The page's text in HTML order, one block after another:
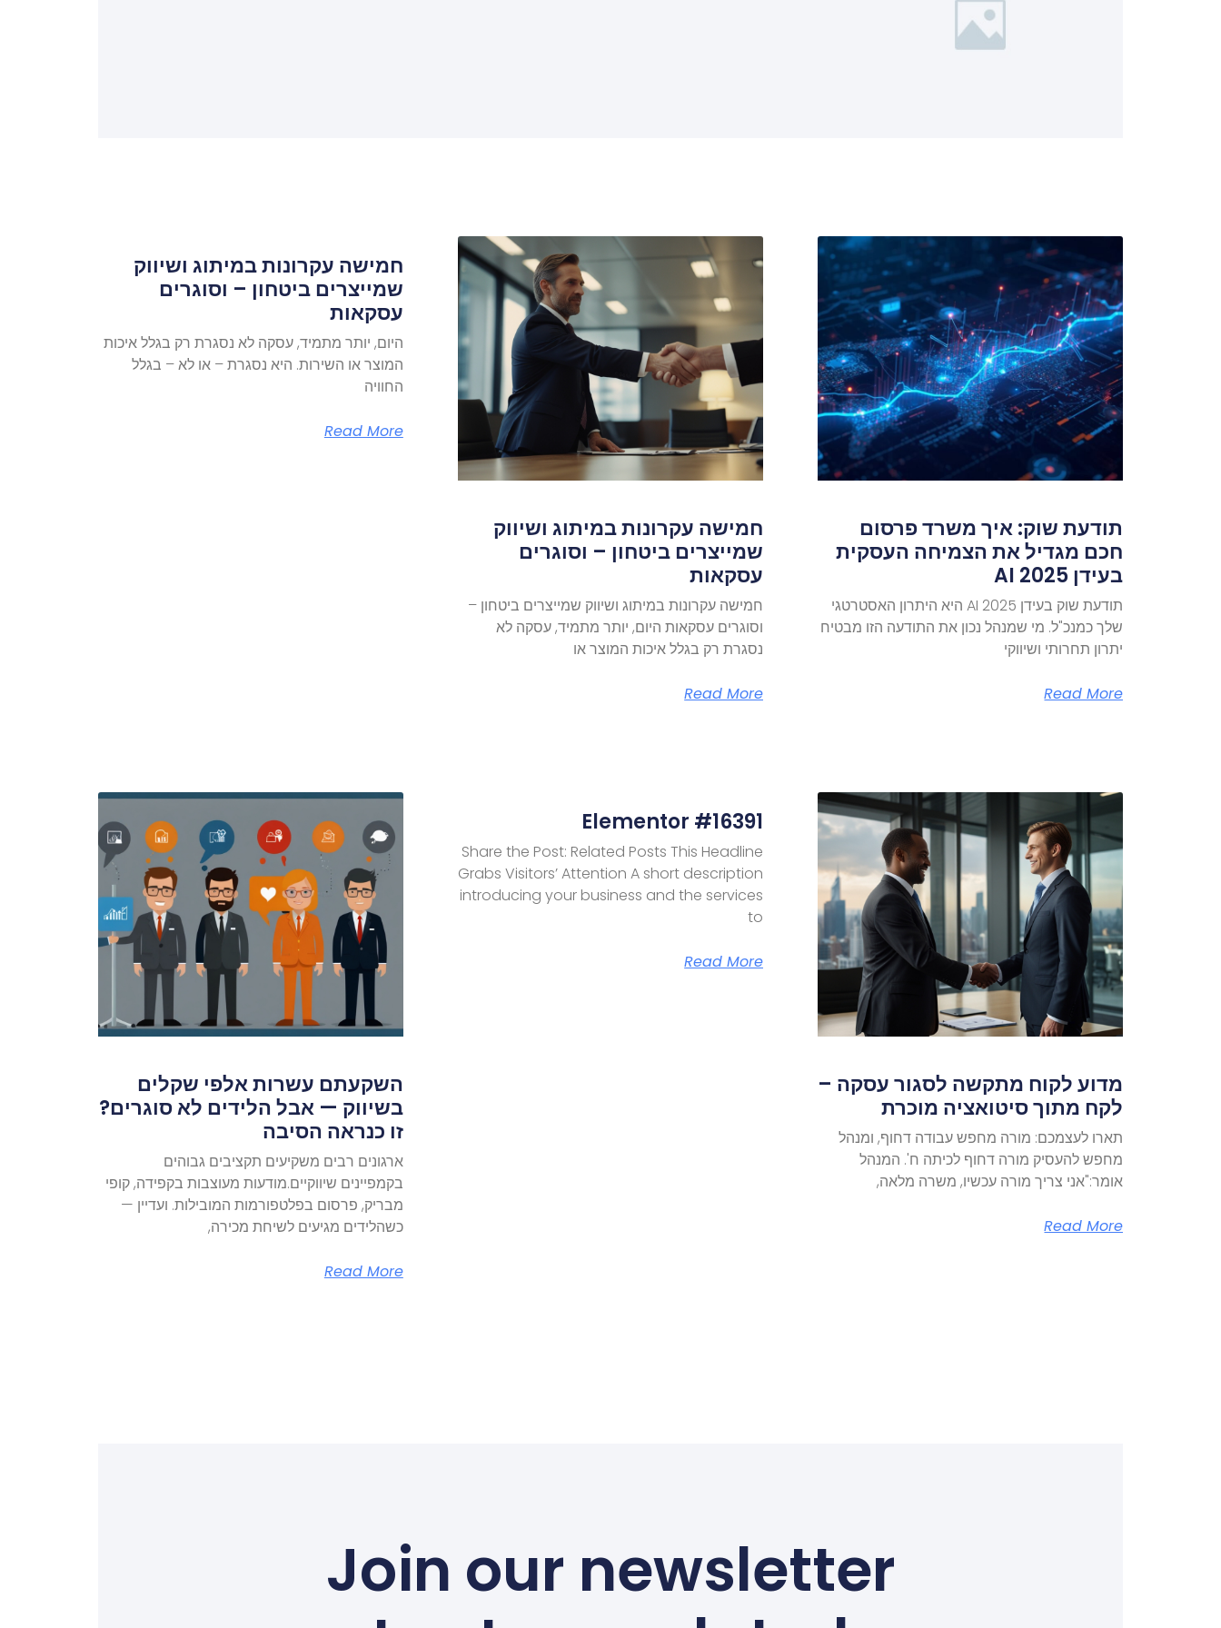
תודעת שוק: איך משרד פרסום
חכם מגדיל את הצמיחה העסקית
בעידן AI 2025
תודעת שוק בעידן AI 2025 היא היתרון האסטרטגי
שלך כמנכ"ל. מי שמנהל נכון את התודעה הזו מבטיח
יתרון תחרותי ושיווקי
Read More
חמישה עקרונות במיתוג ושיווק
שמייצרים ביטחון – וסוגרים
עסקאות
חמישה עקרונות במיתוג ושיווק שמייצרים ביטחון –
וסוגרים עסקאות היום, יותר מתמיד, עסקה לא
נסגרת רק בגלל איכות המוצר או
Read More
חמישה עקרונות במיתוג ושיווק
שמייצרים ביטחון – וסוגרים
עסקאות
היום, יותר מתמיד, עסקה לא נסגרת רק בגלל איכות
המוצר או השירות. היא נסגרת – או לא – בגלל
החוויה
Read More
מדוע לקוח מתקשה לסגור עסקה –
לקח מתוך סיטואציה מוכרת
תארו לעצמכם: מורה מחפש עבודה דחוף, ומנהל
מחפש להעסיק מורה דחוף לכיתה ח'. המנהל
אומר:"אני צריך מורה עכשיו, משרה מלאה,
Read More
Elementor #16391
Share the Post: Related Posts This Headline
Grabs Visitors’ Attention A short description
introducing your business and the services
to
Read More
השקעתם עשרות אלפי שקלים
בשיווק — אבל הלידים לא סוגרים?
זו כנראה הסיבה
ארגונים רבים משקיעים תקציבים גבוהים
בקמפיינים שיווקיים.מודעות מעוצבות בקפידה, קופי
מבריק, פרסום בפלטפורמות המובילות. ועדיין —
כשהלידים מגיעים לשיחת מכירה,
Read More
Join our newsletter